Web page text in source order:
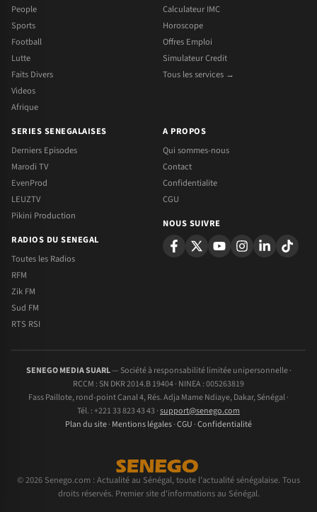
People
Sports
Football
Lutte
Faits Divers
Videos
Afrique
Calculateur IMC
Horoscope
Offres Emploi
Simulateur Credit
Tous les services →
SERIES SENEGALAISES
Derniers Episodes
Marodi TV
EvenProd
LEUZTV
Pikini Production
RADIOS DU SENEGAL
Toutes les Radios
RFM
Zik FM
Sud FM
RTS RSI
A PROPOS
Qui sommes-nous
Contact
Confidentialite
CGU
NOUS SUIVRE
SENEGO MEDIA SUARL— Société à responsabilité limitée unipersonnelle ·
RCCM : SN DKR 2014.B 19404 · NINEA : 005263819
Fass Paillote, rond-point Canal 4, Rés. Adja Mame Ndiaye, Dakar, Sénégal ·
Tél. : +221 33 823 43 43 ·support@senego.com
Plan du site· Mentions légales·CGU ·Confidentialité
© 2026 Senego.com : Actualité au Sénégal, toute l'actualité sénégalaise. Tous
droits réservés. Premier site d'informations au Sénégal.